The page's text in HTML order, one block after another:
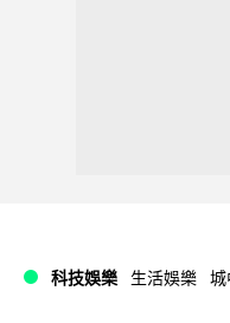
科技娛樂 生活娛樂